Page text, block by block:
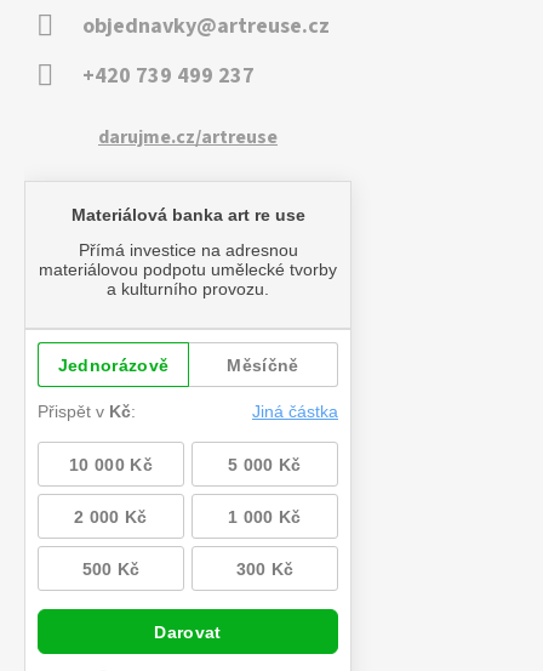
objednavky@artreuse.cz
+420 739 499 237
darujme.cz/artreuse